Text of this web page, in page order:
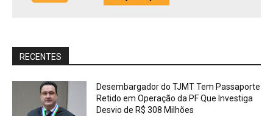
RECENTES
Desembargador do TJMT Tem Passaporte
Retido em Operação da PF Que Investiga
Desvio de R$ 308 Milhões